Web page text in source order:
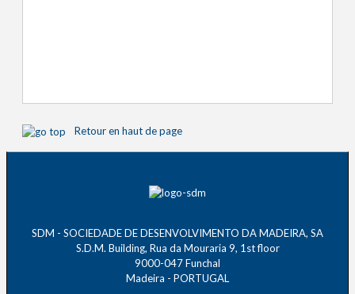
Retour en haut de page
SDM - SOCIEDADE DE DESENVOLVIMENTO DA MADEIRA, SA
S.D.M. Building, Rua da Mouraria 9, 1st floor
9000-047 Funchal
Madeira - PORTUGAL